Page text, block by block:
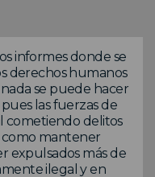
informes donde se
derechos humanos
se puede hacer
las fuerzas de
cometiendo delitos
como mantener
expulsados más de
ilegal y en